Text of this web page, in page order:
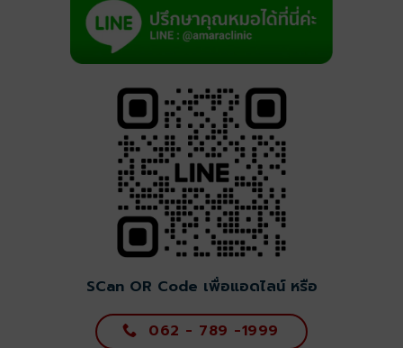
SCan OR Code เพื่อแอดไลน์ หรือ
062 - 789 -1999